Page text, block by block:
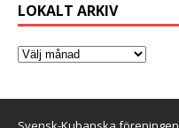
LOKALT ARKIV